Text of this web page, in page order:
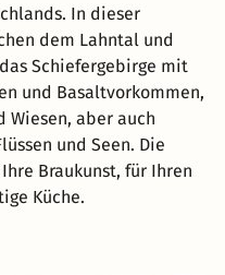
In dieser
dem Lahntal und
Schiefergebirge mit
und Basaltvorkommen,
Wiesen, aber auch
und Seen. Die
Braukunst, für Ihren
Küche.